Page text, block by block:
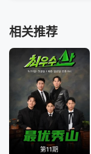
相关推荐
第11期